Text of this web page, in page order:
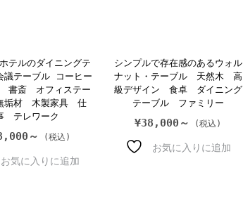
テルのダイニングテ
議テーブル コーヒー
書斎 オフィステー
垢材 木製家具 仕
テレワーク
～
お気に入りに追加
シンプルで存在感のあるウォル
ナット・テーブル 天然木 高
級デザイン 食卓 ダイニング
テーブル ファミリー
¥38,000～
お気に入りに追加